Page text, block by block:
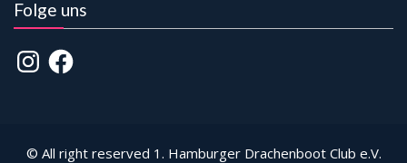
Folge uns
InstagramFacebook
© All right reserved 1. Hamburger Drachenboot Club e.V.